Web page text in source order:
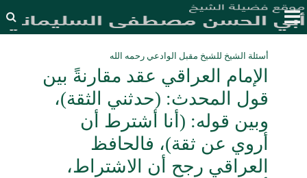
أسئلة الشيخ للشيخ مقبل الوادعي رحمه الله
الإمام العراقي عقد مقارنةً بين
قول المحدث: (حدثني الثقة)،
وبين قوله: (أنا أشترط أن
أروي عن ثقة)، فالحافظ
العراقي رجح أن الاشتراط،